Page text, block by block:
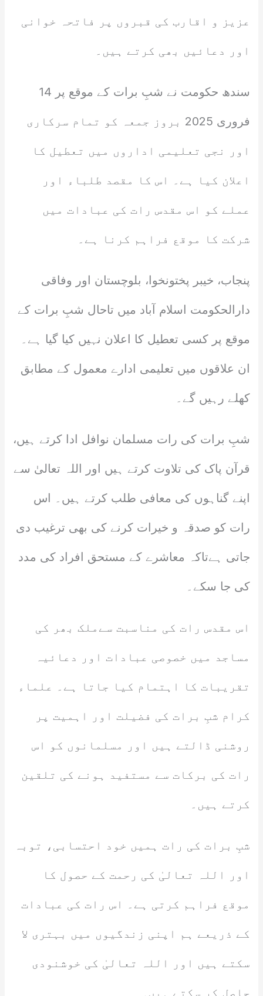
عزیز و اقارب کی قبروں پر فاتحہ خوانی
اور دعائیں بھی کرتے ہیں۔
سندھ حکومت نے شبِ برات کے موقع پر 14
فروری 2025 بروز جمعہ کو تمام سرکاری
اور نجی تعلیمی اداروں میں تعطیل کا
اعلان کیا ہے۔ اس کا مقصد طلباء اور
عملے کو اس مقدس رات کی عبادات میں
شرکت کا موقع فراہم کرنا ہے۔
پنجاب، خیبر پختونخوا، بلوچستان اور وفاقی
دارالحکومت اسلام آباد میں تاحال شبِ برات کے
موقع پر کسی تعطیل کا اعلان نہیں کیا گیا ہے۔
ان علاقوں میں تعلیمی ادارے معمول کے مطابق
کھلے رہیں گے۔
شبِ برات کی رات مسلمان نوافل ادا کرتے ہیں،
قرآن پاک کی تلاوت کرتے ہیں اور اللہ تعالیٰ سے
اپنے گناہوں کی معافی طلب کرتے ہیں۔ اس
رات کو صدقہ و خیرات کرنے کی بھی ترغیب دی
جاتی ہےتاکہ معاشرے کے مستحق افراد کی مدد
کی جا سکے۔
اس مقدس رات کی مناسبت سےملک بھر کی
مساجد میں خصوصی عبادات اور دعائیہ
تقریبات کا اہتمام کیا جاتا ہے۔ علماء
کرام شبِ برات کی فضیلت اور اہمیت پر
روشنی ڈالتے ہیں اور مسلمانوں کو اس
رات کی برکات سے مستفید ہونے کی تلقین
کرتے ہیں۔
شبِ برات کی رات ہمیں خود احتسابی، توبہ
اور اللہ تعالیٰ کی رحمت کے حصول کا
موقع فراہم کرتی ہے۔ اس رات کی عبادات
کے ذریعے ہم اپنی زندگیوں میں بہتری لا
سکتے ہیں اور اللہ تعالیٰ کی خوشنودی
حاصل کر سکتے ہیں۔